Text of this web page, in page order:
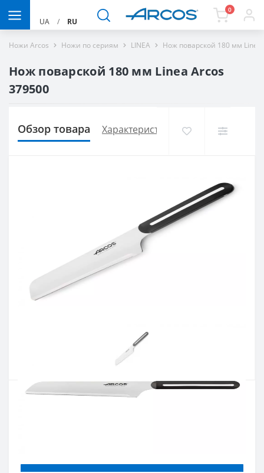
UA / RU
0
Ножи Arcos Ножи по сериям LINEA Нож поварской 180 мм Linea
Нож поварской 180 мм Linea Arcos
379500
Обзор товара Характеристики Доставка и
Артикул:379500